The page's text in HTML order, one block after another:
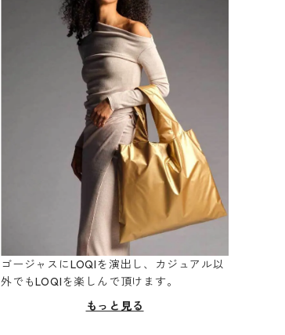
ゴージャスにLOQIを演出し、カジュアル以
外でもLOQIを楽しんで頂けます。
もっと見る